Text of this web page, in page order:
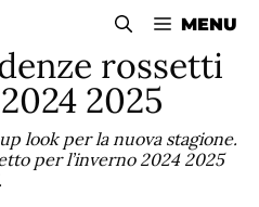
MENU
rossetti
2025
look per la nuova stagione.
per l’inverno 2024 2025